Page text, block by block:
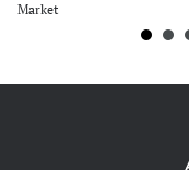
Market